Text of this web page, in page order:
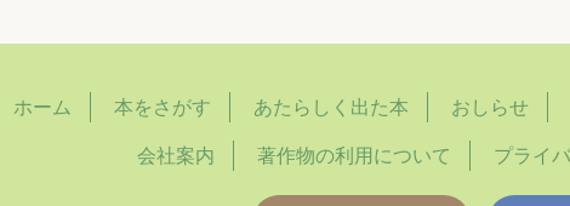
ホーム 本をさがす あたらしく出た本 おしらせ
会社案内 著作物の利用について プライ